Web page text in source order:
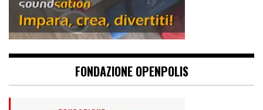
FONDAZIONE OPENPOLIS